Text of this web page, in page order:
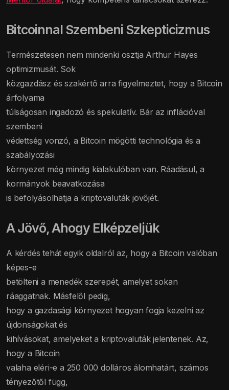
Bitcoinnal Szembeni Szkepticizmus
Természetesen nem mindenki osztja Arthur Hayes
optimizmusát. Sok
közgazdász és szakértő arra figyelmeztet, hogy a Bitcoin
árfolyama
túlságosan ingadozó és spekulatív. Bár az inflációval
szembeni
védettség vonzó, a Bitcoin mögötti technológia és a
szabályozási
környezet még mindig kialakulóban van. Ráadásul, a
kormányok beavatkozása
is befolyásolhatja a kriptovaluták jövőjét.
A Jövő, Ahogy Elképzeljük
A kérdés tehát egyik oldalról az, hogy a Bitcoin valóban
képes-e
betölteni a menedék szerepét, amelyet sokan
ráaggatnak. Másfelől pedig,
hogy a gazdasági környezet hogyan fogja kezelni az
újdonságokat és
kihívásokat, amelyeket a kriptovaluták jelentenek. Az,
hogy a Bitcoin
valaha eléri-e a 250 000 dolláros álomhatárt, számos
tényezőtől függ,